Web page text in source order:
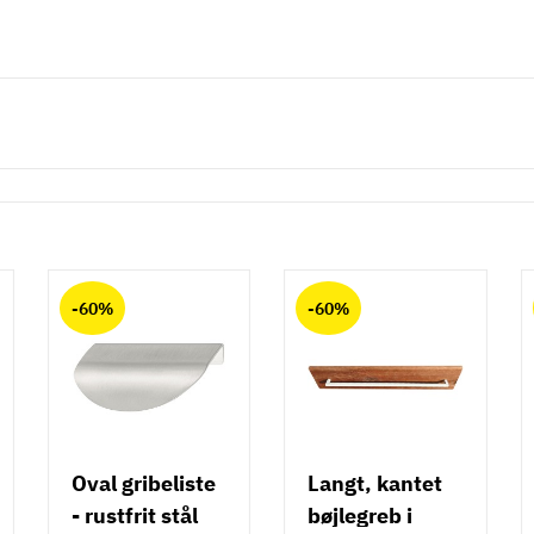
-60%
Oval gribeliste
- rustfrit stål
-60%
Langt, kantet
bøjlegreb i